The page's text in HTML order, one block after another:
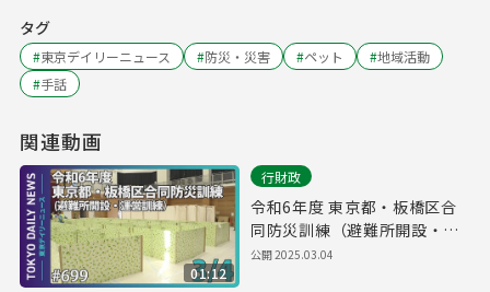
タグ
#東京デイリーニュース #防災・災害 #ペット #地域活動
#手話
関連動画
01:12
行財政
令和6年度 東京都・板橋区合
同防災訓練（避難所開設・運
営訓練）（令和7年3月4日 東
公開2025.03.04